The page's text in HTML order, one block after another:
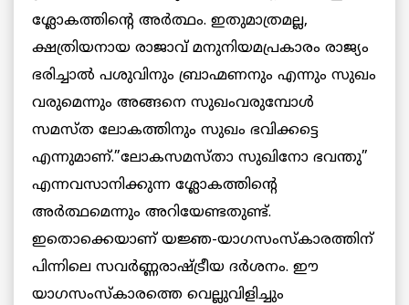
ശ്ലോകത്തിന്റെ അര്‍ത്ഥം. ഇതുമാത്രമല്ല,
ക്ഷത്രിയനായ രാജാവ് മനുനിയമപ്രകാരം രാജ്യം
ഭരിച്ചാല്‍ പശുവിനും ബ്രാഹ്മണനും എന്നും സുഖം
വരുമെന്നും അങ്ങനെ സുഖംവരുമ്പോള്‍
സമസ്ത ലോകത്തിനും സുഖം ഭവിക്കട്ടെ
എന്നുമാണ്.”ലോകസമസ്താ സുഖിനോ ഭവന്തു”
എന്നവസാനിക്കുന്ന ശ്ലോകത്തിന്റെ
അര്‍ത്ഥമെന്നും അറിയേണ്ടതുണ്ട്.
ഇതൊക്കെയാണ് യജ്ഞ-യാഗസംസ്‌കാരത്തിന്
പിന്നിലെ സവര്‍ണ്ണരാഷ്ട്രീയ ദര്‍ശനം. ഈ
യാഗസംസ്‌കാരത്തെ വെല്ലുവിളിച്ചും